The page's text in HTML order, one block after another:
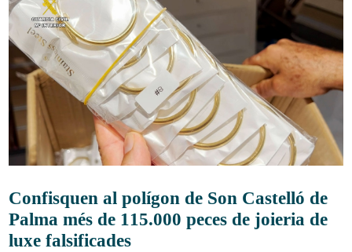
Confisquen al polígon de Son Castelló de
Palma més de 115.000 peces de joieria de
luxe falsificades